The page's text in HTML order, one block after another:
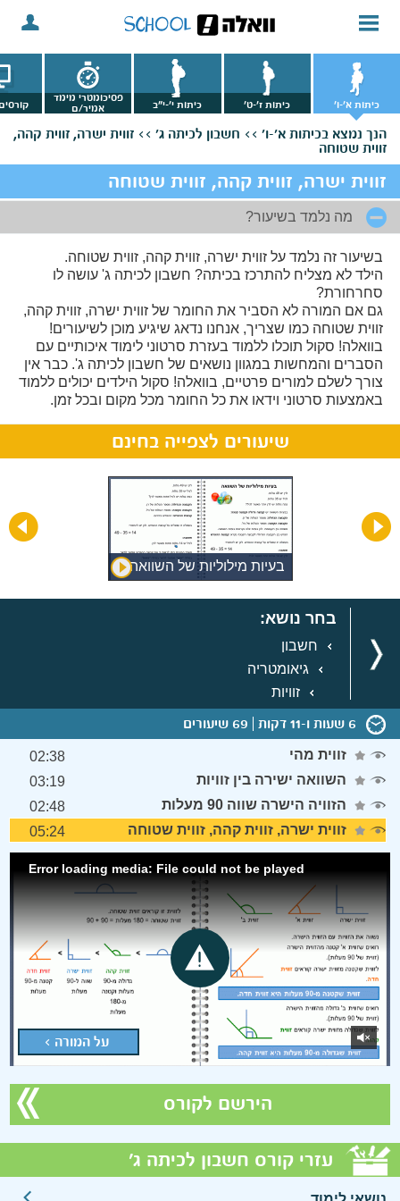
כיתות א'-ו' כיתות ז'-ט' כיתות י'-י"ב
פסיכומטרי מימד
אמיר/ם
הנך נמצא בכיתות א'-ו' >> חשבון לכיתה ג' >> זווית ישרה, זווית קהה,
זווית שטוחה
זווית ישרה, זווית קהה, זווית שטוחה
מה נלמד בשיעור?
בשיעור זה נלמד על זווית ישרה, זווית קהה, זווית שטוחה.
הילד לא מצליח להתרכז בכיתה? חשבון לכיתה ג' עושה לו
סחרחורת?
גם אם המורה לא הסביר את החומר של זווית ישרה, זווית קהה,
זווית שטוחה כמו שצריך, אנחנו נדאג שיגיע מוכן לשיעורים!
בוואלה! סקול תוכלו ללמוד בעזרת סרטוני לימוד איכותיים עם
הסברים והמחשות במגוון נושאים של חשבון לכיתה ג'. כבר אין
צורך לשלם למורים פרטיים, בוואלה! סקול הילדים יכולים ללמוד
באמצעות סרטוני וידאו את כל החומר מכל מקום ובכל זמן.
שיעורים לצפייה בחינם
בעיות מילוליות של השוואה
בחר נושא:
חשבון
גיאומטריה
זוויות
6 שעות ו-11 דקות 69 שיעורים
זווית מהי
02:38
השוואה ישירה בין זוויות
03:19
הזוויה הישרה שווה 90 מעלות
02:48
זווית ישרה, זווית קהה, זווית שטוחה
05:24
על המורה >
Error loading media: File could not be played
הירשם לקורס
עזרי קורס חשבון לכיתה ג'